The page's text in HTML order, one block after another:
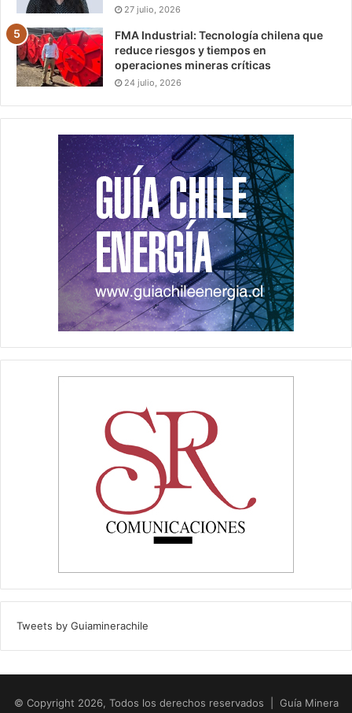
27 julio, 2026
FMA Industrial: Tecnología chilena que
reduce riesgos y tiempos en
operaciones mineras críticas
24 julio, 2026
Tweets by Guiaminerachile
© Copyright 2026, Todos los derechos reservados | Guía Minera